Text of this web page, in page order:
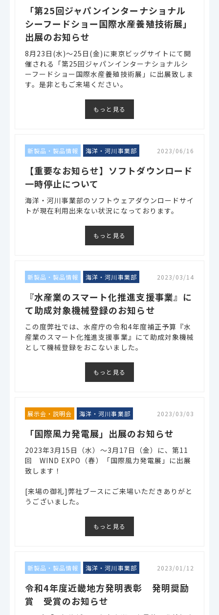
「第25回ジャパンインターナショナル
シーフードショー国際水産養殖技術展」
出展のお知らせ
8月23日(水)～25日(金)に東京ビッグサイトにて開
催される「第25回ジャパンインターナショナルシ
ーフードショー国際水産養殖技術展」に出展致しま
す。是非ともご来場ください。
もっと見る
新製品・製品情報 海洋・河川事業部 2023/06/16
【重要なお知らせ】ソフトダウンロード
一時停止について
海洋・河川事業部のソフトウェアダウンロードサイ
トが現在利用出来ない状況になっております。
もっと見る
新製品・製品情報 海洋・河川事業部 2023/03/14
『水産業のスマート化推進支援事業』に
て助成対象機械登録のお知らせ
この度弊社では、水産庁の令和4年度補正予算『水
産業のスマート化推進支援事業』にて助成対象機械
として機械登録をおこないました。
もっと見る
展示会・説明会 海洋・河川事業部 2023/03/03
「国際風力発電展」出展のお知らせ
2023年3月15日（水）～3月17日（金）に、第11
回 WIND EXPO（春）「国際風力発電展」に出展
致します！
[来場の御礼]弊社ブースにご来場いただきありがと
うございました。
もっと見る
新製品・製品情報 海洋・河川事業部 2023/01/12
令和4年度近畿地方発明表彰 発明奨励
賞 受賞のお知らせ